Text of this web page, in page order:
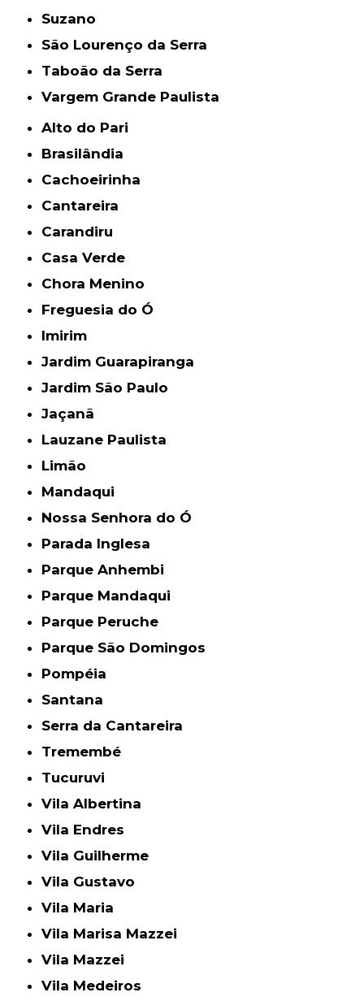
Suzano
São Lourenço da Serra
Taboão da Serra
Vargem Grande Paulista
Alto do Pari
Brasilândia
Cachoeirinha
Cantareira
Carandiru
Casa Verde
Chora Menino
Freguesia do Ó
Imirim
Jardim Guarapiranga
Jardim São Paulo
Jaçanã
Lauzane Paulista
Limão
Mandaqui
Nossa Senhora do Ó
Parada Inglesa
Parque Anhembi
Parque Mandaqui
Parque Peruche
Parque São Domingos
Pompéia
Santana
Serra da Cantareira
Tremembé
Tucuruvi
Vila Albertina
Vila Endres
Vila Guilherme
Vila Gustavo
Vila Maria
Vila Marisa Mazzei
Vila Mazzei
Vila Medeiros